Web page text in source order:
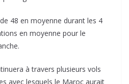
48 en moyenne durant les 4
en moyenne pour le
à travers plusieurs vols
avec lesquels le Maroc aurait